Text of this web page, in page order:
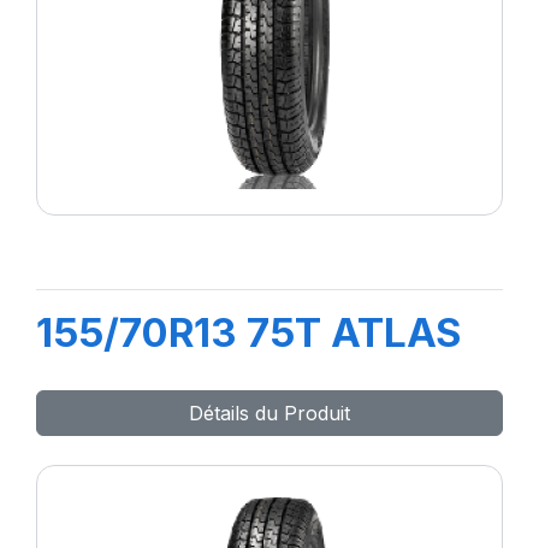
155/70R13 75T ATLAS
Détails du Produit